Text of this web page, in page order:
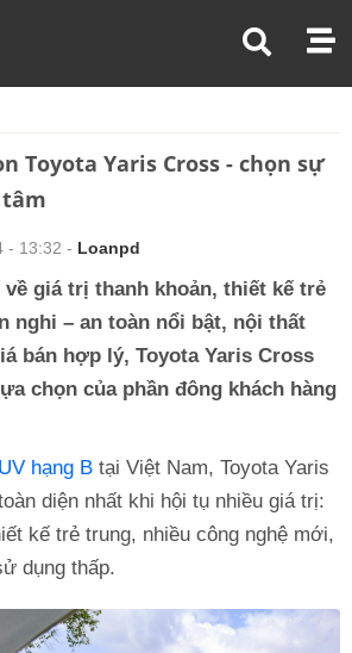
Xe
Toyota Yaris Cross - chọn sự
- 13:32 - Loanpd
giá trị thanh khoản, thiết kế trẻ
nghi – an toàn nổi bật, nội thất
bán hợp lý, Toyota Yaris Cross
chọn của phần đông khách hàng
hạng B tại Việt Nam, Toyota Yaris
diện nhất khi hội tụ nhiều giá trị:
kế trẻ trung, nhiều công nghệ mới,
dụng thấp.